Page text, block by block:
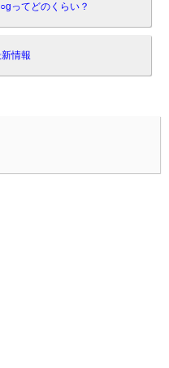
ってどのくらい？
情報